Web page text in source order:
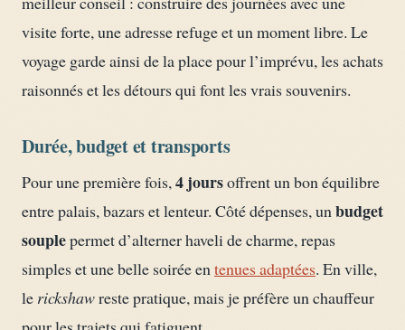
visite forte, une adresse refuge et un moment libre. Le
voyage garde ainsi de la place pour l’imprévu, les achats
raisonnés et les détours qui font les vrais souvenirs.
Durée, budget et transports
Pour une première fois,4 joursoffrent un bon équilibre
entre palais, bazars et lenteur. Côté dépenses, unbudget
souplepermet d’alterner haveli de charme, repas
simples et une belle soirée entenues adaptées. En ville,
le rickshawreste pratique, mais je préfère un chauffeur